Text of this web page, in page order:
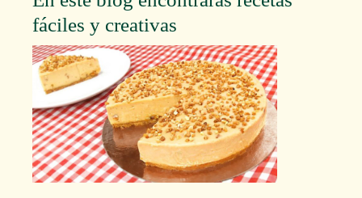
fáciles y creativas